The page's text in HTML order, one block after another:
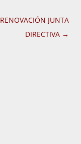
RENOVACIÓN JUNTA
DIRECTIVA →